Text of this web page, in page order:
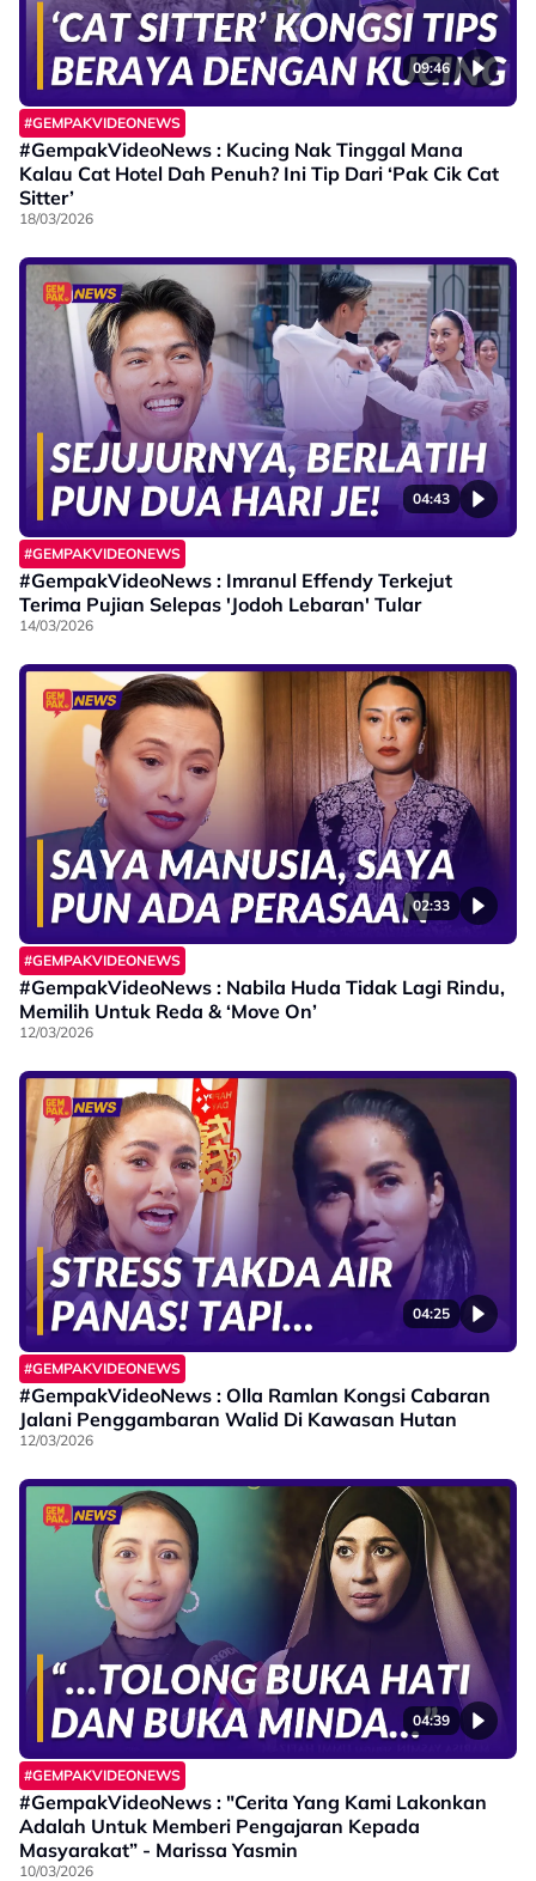
09:46
#GEMPAKVIDEONEWS
#GempakVideoNews : Kucing Nak Tinggal Mana
Kalau Cat Hotel Dah Penuh? Ini Tip Dari ‘Pak Cik Cat
Sitter’
18/03/2026
04:43
#GEMPAKVIDEONEWS
#GempakVideoNews : Imranul Effendy Terkejut
Terima Pujian Selepas 'Jodoh Lebaran' Tular
14/03/2026
02:33
#GEMPAKVIDEONEWS
#GempakVideoNews : Nabila Huda Tidak Lagi Rindu,
Memilih Untuk Reda & ‘Move On’
12/03/2026
04:25
#GEMPAKVIDEONEWS
#GempakVideoNews : Olla Ramlan Kongsi Cabaran
Jalani Penggambaran Walid Di Kawasan Hutan
12/03/2026
04:39
#GEMPAKVIDEONEWS
#GempakVideoNews : "Cerita Yang Kami Lakonkan
Adalah Untuk Memberi Pengajaran Kepada
Masyarakat” - Marissa Yasmin
10/03/2026